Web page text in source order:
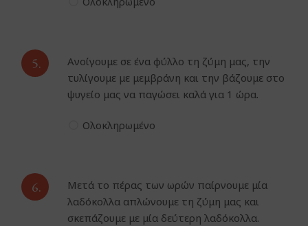
5.
Ανοίγουμε σε ένα φύλλο τη ζύμη μας, την
τυλίγουμε με μεμβράνη και την βάζουμε στο
ψυγείο μας να παγώσει καλά για 1 ώρα.
Ολοκληρωμένο
6.
Μετά το πέρας των ωρών παίρνουμε μία
λαδόκολλα απλώνουμε τη ζύμη μας και
σκεπάζουμε με μία δεύτερη λαδόκολλα.